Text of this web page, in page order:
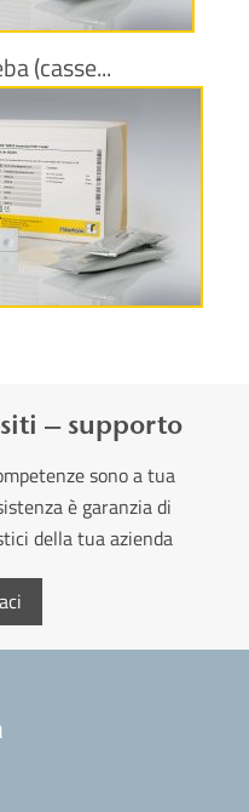
(casse...
– supporto
sono a tua
è garanzia di
della tua azienda